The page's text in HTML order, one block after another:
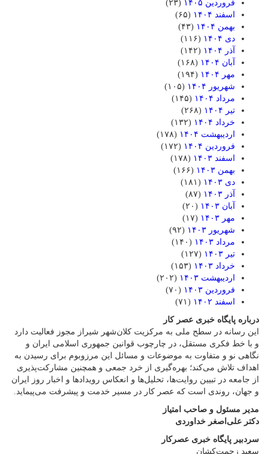
فروردین ۱۴۰۵
(۲۳)
اسفند ۱۴۰۴
(۶۵)
بهمن ۱۴۰۴
(۴۳)
دی ۱۴۰۴
(۱۱۶)
آذر ۱۴۰۴
(۱۴۲)
آبان ۱۴۰۴
(۱۶۸)
مهر ۱۴۰۴
(۱۹۴)
شهریور ۱۴۰۴
(۱۰۵)
مرداد ۱۴۰۴
(۱۴۵)
تیر ۱۴۰۴
(۲۶۸)
خرداد ۱۴۰۴
(۱۳۲)
اردیبهشت ۱۴۰۴
(۱۷۸)
فروردین ۱۴۰۴
(۱۷۲)
اسفند ۱۴۰۳
(۱۷۸)
بهمن ۱۴۰۳
(۱۶۶)
دی ۱۴۰۳
(۱۸۱)
آذر ۱۴۰۳
(۸۷)
آبان ۱۴۰۳
(۲۰)
مهر ۱۴۰۳
(۱۷)
شهریور ۱۴۰۳
(۹۲)
مرداد ۱۴۰۳
(۱۴۰)
تیر ۱۴۰۳
(۱۲۷)
خرداد ۱۴۰۳
(۱۵۳)
اردیبهشت ۱۴۰۳
(۲۰۲)
فروردین ۱۴۰۳
(۷۰)
اسفند ۱۴۰۲
(۷۱)
درباره پایگاه خبری عصر کار
این رسانه در سطح ملی به مرکزیت کلان‌شهر شیراز مجوز فعالیت دارد
و با خط فکری مستقل، در چارچوب قوانین جمهوری اسلامی ایران و
نگاهی نو و متفاوت به موضوعات ‌و مسائل این مرزوبوم برای رسیدن به
اهداف تلاش می‌کند؛ بهره‌گیری از خرد جمعی و همچنین مشارکت‌پذیری
از جامعه در تبیین روایت‌ها، تحلیل‌ها و انعکاس رویدادها و اخبار روز ایران
و جهان، روندی است که عصر کار در مسیر خدمت و پیشرفت می‌پیماید.
مدیر مسئول و صاحب امتیاز
دکتر علی‌اصغر خداوردی
سردبیر پایگاه خبری عصرکار
سعید زحمت‌کشان